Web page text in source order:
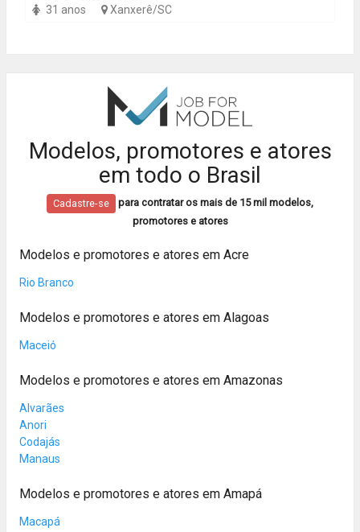
31 anos Xanxerê/SC
Modelos, promotores e atores
em todo o Brasil
Cadastre-se
para contratar os mais de 15 mil modelos,
promotores e atores
Modelos e promotores e atores em Acre
Rio Branco
Modelos e promotores e atores em Alagoas
Maceió
Modelos e promotores e atores em Amazonas
Alvarães
Anori
Codajás
Manaus
Modelos e promotores e atores em Amapá
Macapá